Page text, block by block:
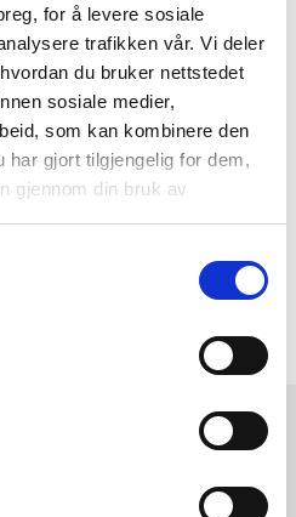
for å levere sosiale
trafikken vår. Vi deler
du bruker nettstedet
sosiale medier,
som kan kombinere den
har gjort tilgjengelig for dem,
gjennom din bruk av
på